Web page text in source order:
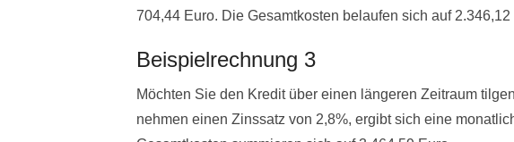
704,44 Euro. Die Gesamtkosten belaufen sich auf 2.346,12
Beispielrechnung 3
Möchten Sie den Kredit über einen längeren Zeitraum
nehmen einen Zinssatz von 2,8%, ergibt sich eine